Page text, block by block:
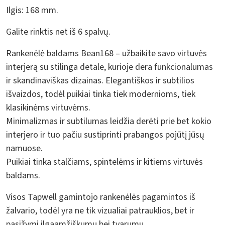
Ilgis: 168 mm.
Galite rinktis net iš 6 spalvų.
Rankenėlė baldams Bean168 – užbaikite savo virtuvės
interjerą su stilinga detale, kurioje dera funkcionalumas
ir skandinaviškas dizainas. Elegantiškos ir subtilios
išvaizdos, todėl puikiai tinka tiek modernioms, tiek
klasikinėms virtuvėms.
Minimalizmas ir subtilumas leidžia derėti prie bet kokio
interjero ir tuo pačiu sustiprinti prabangos pojūtį jūsų
namuose.
Puikiai tinka stalčiams, spintelėms ir kitiems virtuvės
baldams.
Visos Tapwell gamintojo rankenėlės pagamintos iš
žalvario, todėl yra ne tik vizualiai patrauklios, bet ir